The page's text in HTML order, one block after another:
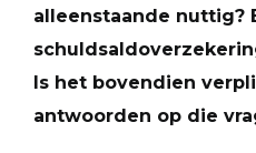
alleenstaande nuttig?
Is het bovendien
antwoorden op die